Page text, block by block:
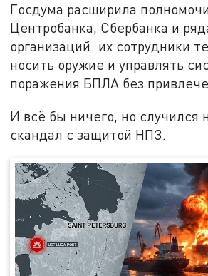
Госдума расширила
Центробанка, Сбербанка и
организаций: их сотрудники
носить оружие и управлять
поражения БПЛА без
И всё бы ничего, но случился
скандал с защитой НПЗ.